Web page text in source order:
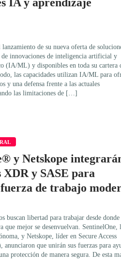
de su nueva oferta de
innovaciones de inteligencia artificial y
(IA/ML) y disponibles en toda su cartera
las capacidades utilizan IA/ML para
y una defensa frente a las actuales
las limitaciones de […]
y Netskope
XDR y SASE para
de trabajo
buscan libertad para trabajar desde donde
que mejor se desenvuelvan. SentinelOne,
y Netskope, líder en Secure Access
anunciaron que unirán sus fuerzas para
protección de manera segura. De esta